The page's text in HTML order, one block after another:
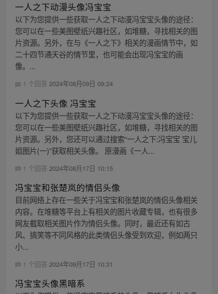
一人之下动漫头像冯宝宝
以下为您提供一些获取一人之下动漫冯宝宝头像的途径：
您可以在一些美图壁纸兴趣社区，如堆糖，寻找相关的图
片资源。另外，在与《一人之下》相关的漫画情节中，如
二十四节通天谷的情节里，也可能会出现冯宝宝的画
像。...
1 个回答 2024年08月09日 09:24
一人之下头像 冯宝宝
以下为您提供一些获取一人之下动漫冯宝宝头像的途径：
您可以在一些美图壁纸兴趣社区，如堆糖，寻找相关的图
片资源。另外，您还可以通过搜索“一人之下:冯宝宝 宝儿
姐图片(一)”获取相关头像。 原漫画《一人...
1 个回答 2024年08月17日 10:15
冯宝宝和张楚岚的情侣头像
目前网络上存在一些关于冯宝宝和张楚岚的情侣头像相关
内容。在堆糖等平台上有相关的图片收藏专辑，也有很多
网友截取相关图片作为情侣头像。同时，最近还有如古
风、搞笑等不同风格的此类情侣头像受到欢迎，例如两只
小...
1 个回答 2024年09月17日 10:31
冯宝宝头像黑暗系